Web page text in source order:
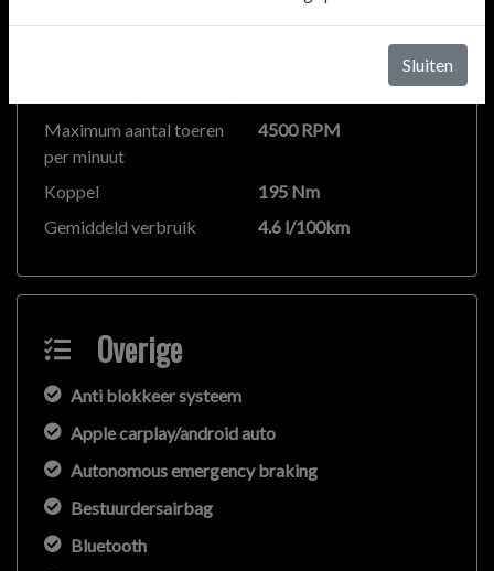
Vermogen
81 kW / 110 PK
Maximum aantal toeren
per minuut
4500 RPM
Koppel
195 Nm
Gemiddeld verbruik
4.6 l/100km
Overige
Anti blokkeer systeem
Apple carplay/android auto
Autonomous emergency braking
Bestuurdersairbag
Bluetooth
Sluiten